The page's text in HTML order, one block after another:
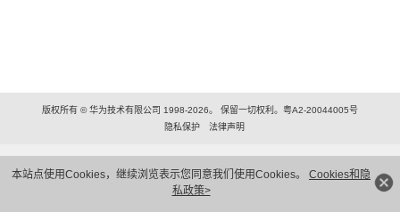
本站点使用Cookies，继续浏览表示您同意我们使用Cookies。 Cookies和隐
私政策>
版权所有 © 华为技术有限公司 1998-2026。 保留一切权利。粤A2-20044005号
隐私保护
法律声明